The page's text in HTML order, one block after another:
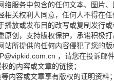
络服务中包含的任何文本、图片
相关权利人同意，任何人不得在
播放或发布目的改写或复制发行或
原创，支持版权保护，承诺积极打
站所提供的任何内容侵犯了您的
，请您在投诉邮
权的内容或文章的链接；
等内容或文章享有版权的证明资料；